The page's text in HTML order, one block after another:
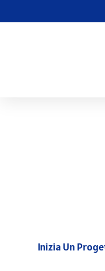
Combinando la
ingegneri PE,
Inizia Un